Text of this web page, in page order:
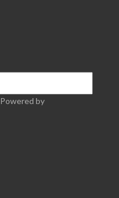
Powered by